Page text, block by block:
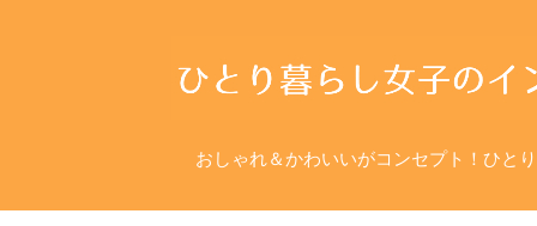
おしゃれ＆かわいいがコンセプト！ひと